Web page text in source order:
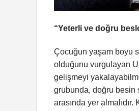
“Yeterli ve doğru
Çocuğun yaşam boyu
olduğunu vurgulayan
gelişmeyi
grubunda, doğru besin
arasında yer